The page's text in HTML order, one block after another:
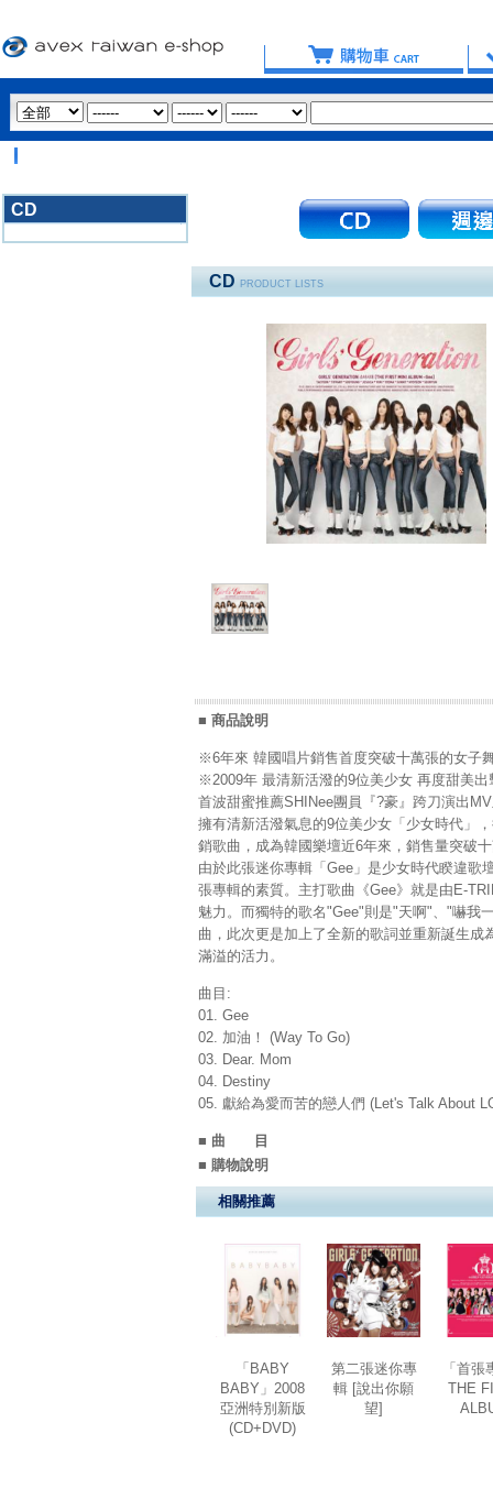
CD
CD PRODUCT LISTS
■ 商品說明
※6年來 韓國唱片銷售首度突破十萬張的女子
※2009年 最清新活潑的9位美少女 再度甜美出
首波甜蜜推薦SHINee團員『?豪』跨刀演出
擁有清新活潑氣息的9位美少女「少女時代」
銷歌曲，成為韓國樂壇近6年來，銷售量突破
由於此張迷你專輯「Gee」是少女時代睽違歌
張專輯的素質。主打歌曲《Gee》就是由E-
魅力。而獨特的歌名"Gee"則是"天啊"、"嚇我
曲，此次更是加上了全新的歌詞並重新誕生
滿溢的活力。
曲目:
01. Gee
02. 加油！ (Way To Go)
03. Dear. Mom
04. Destiny
05. 獻給為愛而苦的戀人們 (Let's Talk About
■ 曲 目
■ 購物說明
相關推薦
「BABY
BABY」2008
亞洲特別新版
(CD+DVD)
第二張迷你專
輯 [說出你願
望]
「首張
THE